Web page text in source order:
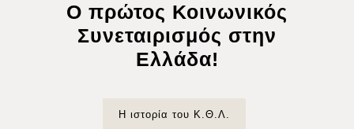
Ο πρώτος Κοινωνικός
Συνεταιρισμός στην
Ελλάδα!
Η ιστορία του Κ.Θ.Λ.